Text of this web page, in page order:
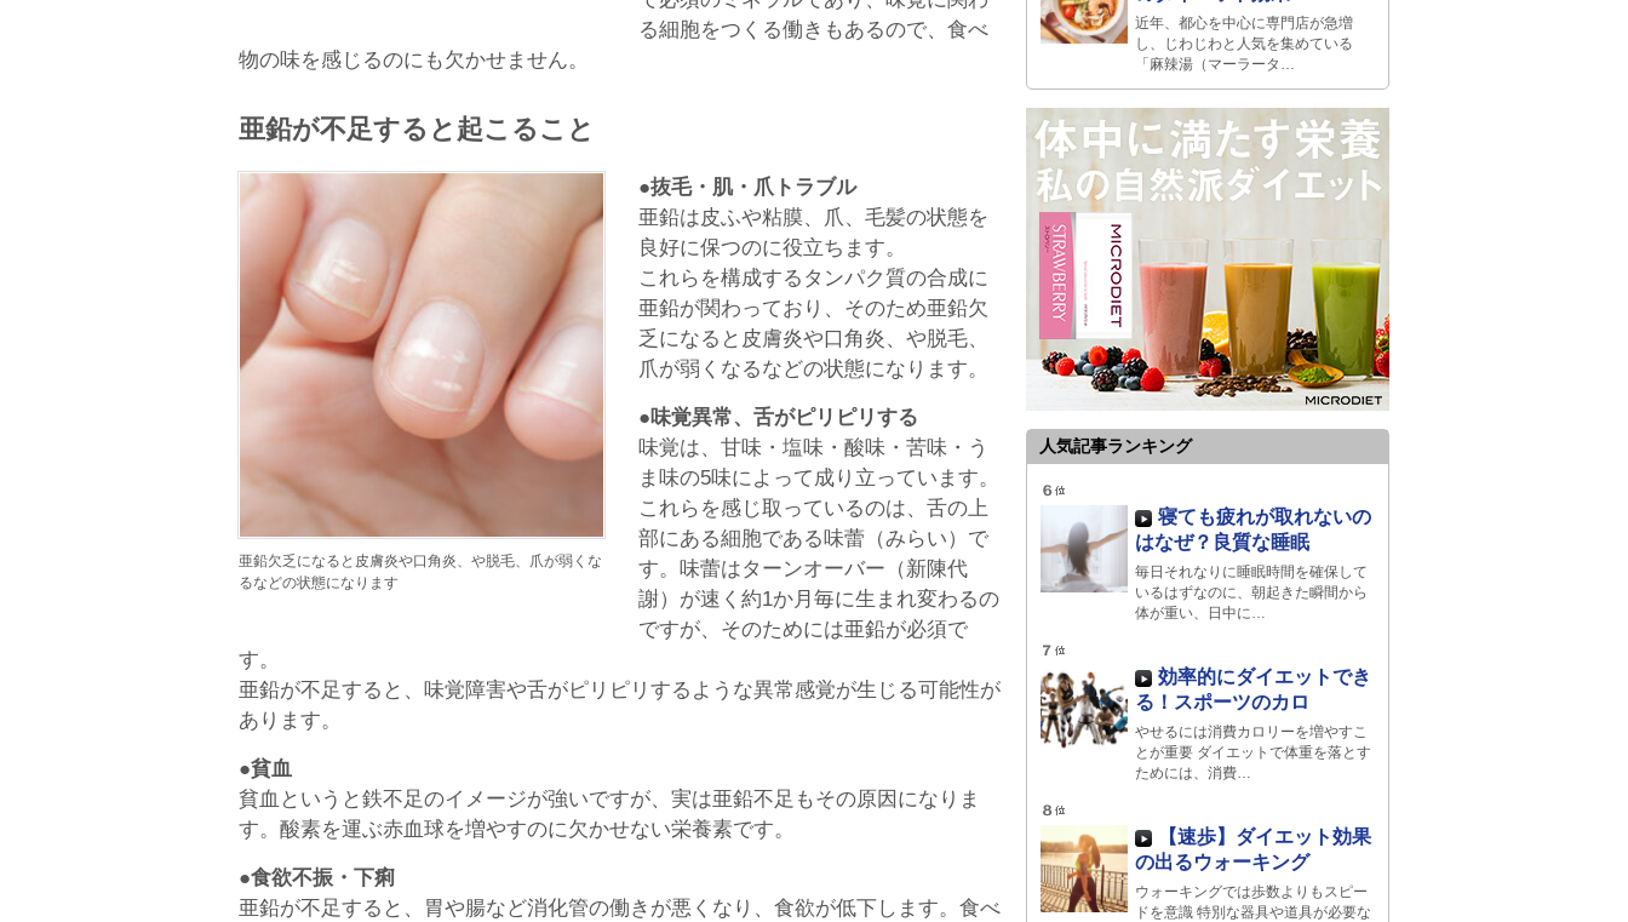
る細胞をつくる働きもあるので、食べ
物の味を感じるのにも欠かせません。
亜鉛が不足すると起こること
亜鉛欠乏になると皮膚炎や口角炎、や脱毛、爪が弱くな
るなどの状態になります
●抜毛・肌・爪トラブル
亜鉛は皮ふや粘膜、爪、毛髪の状態を
良好に保つのに役立ちます。
これらを構成するタンパク質の合成に
亜鉛が関わっており、そのため亜鉛欠
乏になると皮膚炎や口角炎、や脱毛、
爪が弱くなるなどの状態になります。
●味覚異常、舌がピリピリする
味覚は、甘味・塩味・酸味・苦味・う
ま味の5味によって成り立っています。
これらを感じ取っているのは、舌の上
部にある細胞である味蕾（みらい）で
す。味蕾はターンオーバー（新陳代
謝）が速く約1か月毎に生まれ変わるの
ですが、そのためには亜鉛が必須で
す。
亜鉛が不足すると、味覚障害や舌がピリピリするような異常感覚が生じる可能性が
あります。
●貧血
貧血というと鉄不足のイメージが強いですが、実は亜鉛不足もその原因になりま
す。酸素を運ぶ赤血球を増やすのに欠かせない栄養素です。
●食欲不振・下痢
亜鉛が不足すると、胃や腸など消化管の働きが悪くなり、食欲が低下します。食べ
近年、都心を中心に専門店が急増
し、じわじわと人気を集めている
「麻辣湯（マーラータ…
人気記事ランキング
寝ても疲れが取れないの
はなぜ？良質な睡眠
毎日それなりに睡眠時間を確保して
いるはずなのに、朝起きた瞬間から
体が重い、日中に…
効率的にダイエットでき
る！スポーツのカロ
やせるには消費カロリーを増やすこ
とが重要 ダイエットで体重を落とす
ためには、消費…
【速歩】ダイエット効果
の出るウォーキング
ウォーキングでは歩数よりもスピー
ドを意識 特別な器具や道具が必要な